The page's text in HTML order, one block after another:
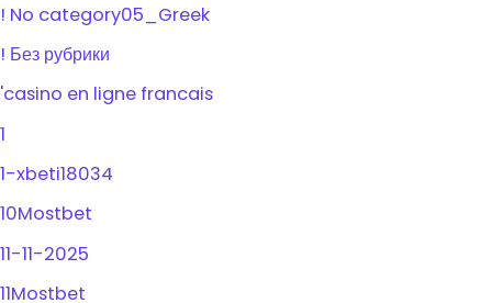
! No category05_Greek
! Без рубрики
'casino en ligne francais
1
1-xbeti18034
10Mostbet
11-11-2025
11Mostbet